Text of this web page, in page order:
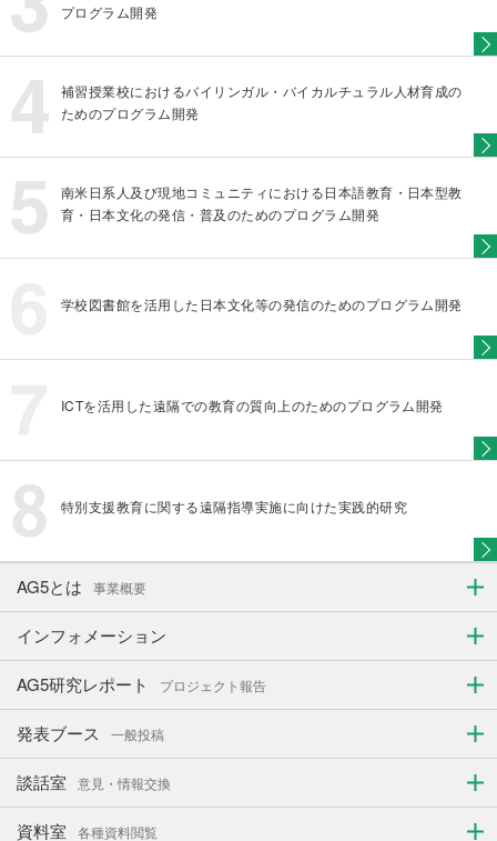
プログラム開発
補習授業校におけるバイリンガル・バイカルチュラル人材育成の
ためのプログラム開発
南米日系人及び現地コミュニティにおける日本語教育・日本型教
育・日本文化の発信・普及のためのプログラム開発
学校図書館を活用した日本文化等の発信のためのプログラム開発
ICTを活用した遠隔での教育の質向上のためのプログラム開発
特別支援教育に関する遠隔指導実施に向けた実践的研究
AG5とは 事業概要
インフォメーション
AG5研究レポート プロジェクト報告
発表ブース 一般投稿
談話室 意見・情報交換
資料室 各種資料閲覧